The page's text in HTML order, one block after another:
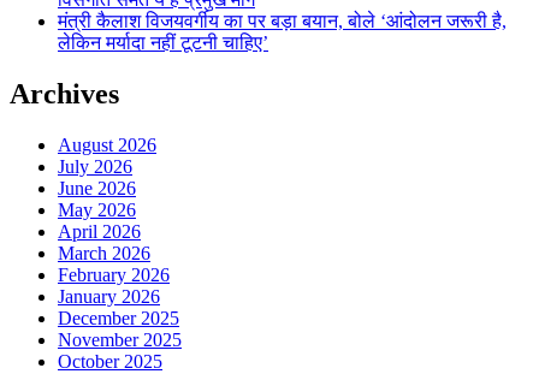
मंत्री कैलाश विजयवर्गीय का पर बड़ा बयान, बोले ‘आंदोलन जरूरी है,
लेकिन मर्यादा नहीं टूटनी चाहिए’
Archives
August 2026
July 2026
June 2026
May 2026
April 2026
March 2026
February 2026
January 2026
December 2025
November 2025
October 2025